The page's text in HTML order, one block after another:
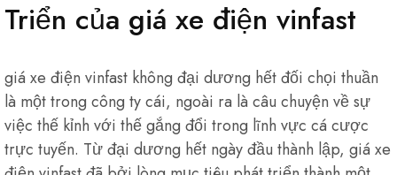
Triển của giá xe điện vinfast
giá xe điện vinfast không đại dương hết đối chọi thuần
là một trong công ty cái, ngoài ra là câu chuyện về sự
việc thế kỉnh với thế gắng đổi trong lĩnh vực cá cược
trực tuyến. Từ đại dương hết ngày đầu thành lập, giá xe